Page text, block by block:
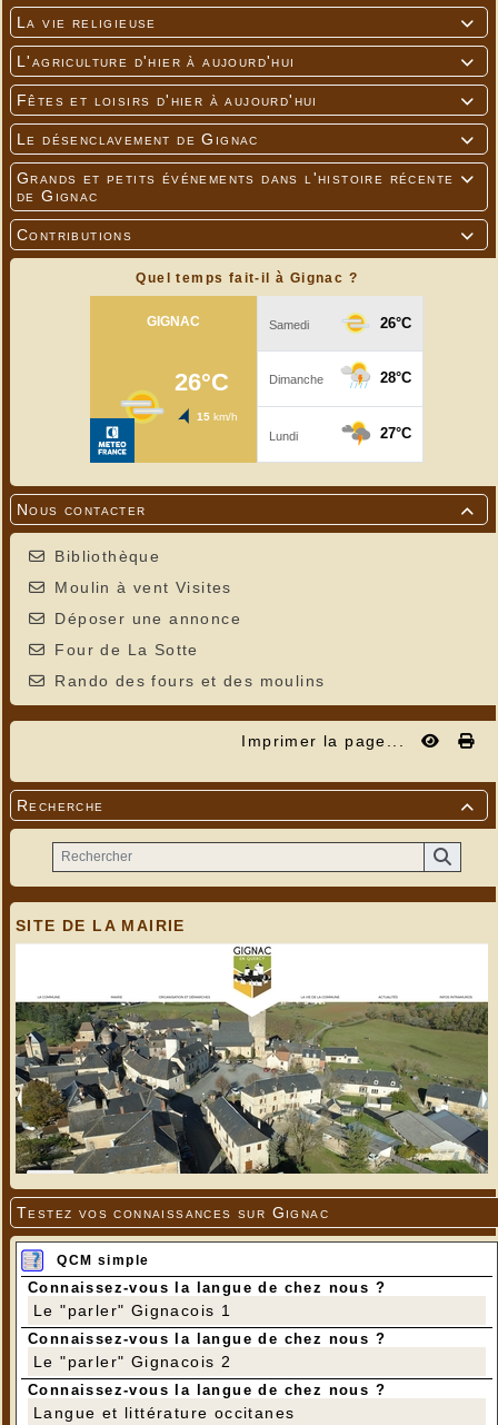

La vie religieuse

L'agriculture d'hier à aujourd'hui

Fêtes et loisirs d'hier à aujourd'hui

Le désenclavement de Gignac

Grands et petits événements dans l'histoire récente
de Gignac

Contributions
Quel temps fait-il à Gignac ?

Nous contacter
Bibliothèque
Moulin à vent Visites
Déposer une annonce
Four de La Sotte
Rando des fours et des moulins
Imprimer la page...

Recherche
SITE DE LA MAIRIE
Testez vos connaissances sur Gignac
QCM simple
Connaissez-vous la langue de chez nous ?
Le "parler" Gignacois 1
Connaissez-vous la langue de chez nous ?
Le "parler" Gignacois 2
Connaissez-vous la langue de chez nous ?
Langue et littérature occitanes